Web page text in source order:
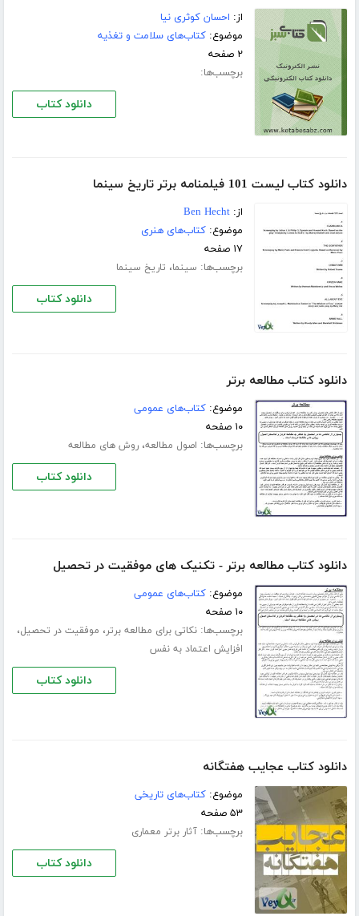
از: احسان کوثری نیا
موضوع:کتاب‌های سلامت و تغذیه
۲ صفحه
برچسب‌ها:
دانلود کتاب
دانلود کتاب لیست 101 فیلمنامه برتر تاریخ سینما
از:Ben Hecht
موضوع:کتاب‌های هنری
۱۷ صفحه
برچسب‌ها: سینما، تاریخ سینما
دانلود کتاب
دانلود کتاب مطالعه برتر
موضوع:کتاب‌های عمومی
۱۰ صفحه
برچسب‌ها: اصول مطالعه،روش های مطالعه
دانلود کتاب
دانلود کتاب مطالعه برتر - تکنیک های موفقیت در تحصیل
موضوع:کتاب‌های عمومی
۱۰ صفحه
برچسب‌ها:نکاتی برای مطالعه برتر، موفقیت در تحصیل،
افزایش اعتماد به نفس
دانلود کتاب
دانلود کتاب عجایب هفتگانه
موضوع:کتاب‌های تاریخی
۵۳ صفحه
برچسب‌ها:آثار برتر معماری
دانلود کتاب